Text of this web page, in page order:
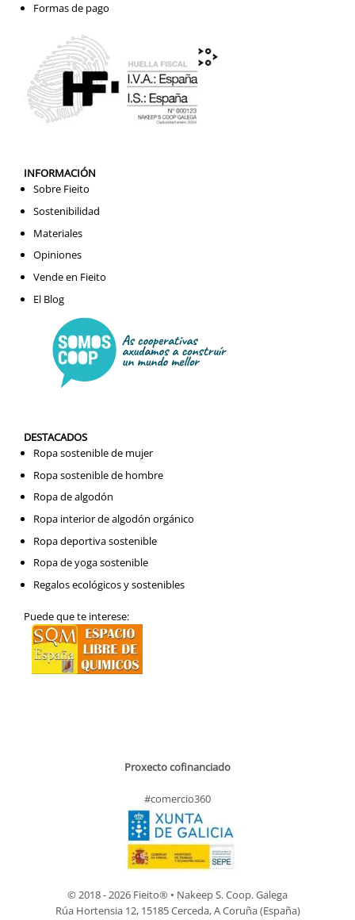
Formas de pago
INFORMACIÓN
Sobre Fieito
Sostenibilidad
Materiales
Opiniones
Vende en Fieito
El Blog
DESTACADOS
Ropa sostenible de mujer
Ropa sostenible de hombre
Ropa de algodón
Ropa interior de algodón orgánico
Ropa deportiva sostenible
Ropa de yoga sostenible
Regalos ecológicos y sostenibles
Puede que te interese:
Proxecto cofinanciado
#comercio360
© 2018 - 2026 Fieito® • Nakeep S. Coop. Galega
Rúa Hortensia 12, 15185 Cerceda, A Coruña (España)